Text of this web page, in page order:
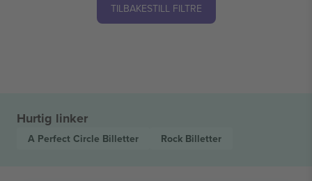
TILBAKESTILL FILTRE
Hurtig linker
A Perfect Circle Billetter Rock Billetter